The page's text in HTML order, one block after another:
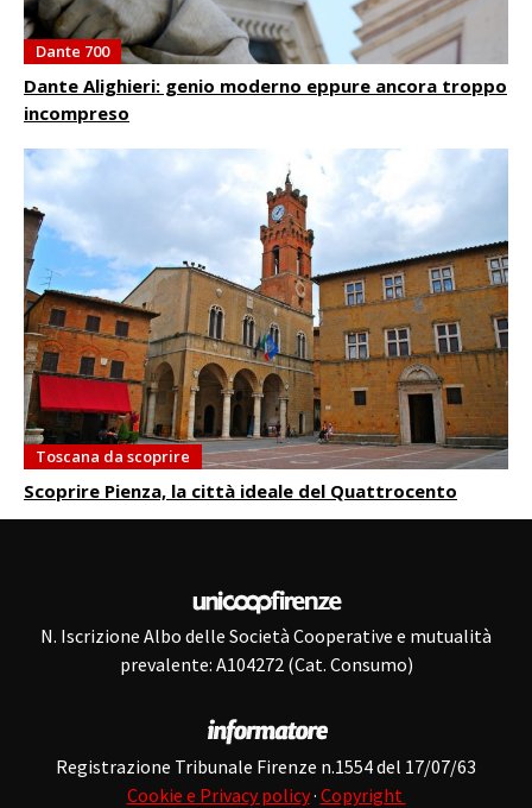
Dante 700
Dante Alighieri: genio moderno eppure ancora troppo
incompreso
Toscana da scoprire
Scoprire Pienza, la città ideale del Quattrocento
N. Iscrizione Albo delle Società Cooperative e mutualità
prevalente: A104272 (Cat. Consumo)
Registrazione Tribunale Firenze n.1554 del 17/07/63
Cookie e Privacy policy· Copyright